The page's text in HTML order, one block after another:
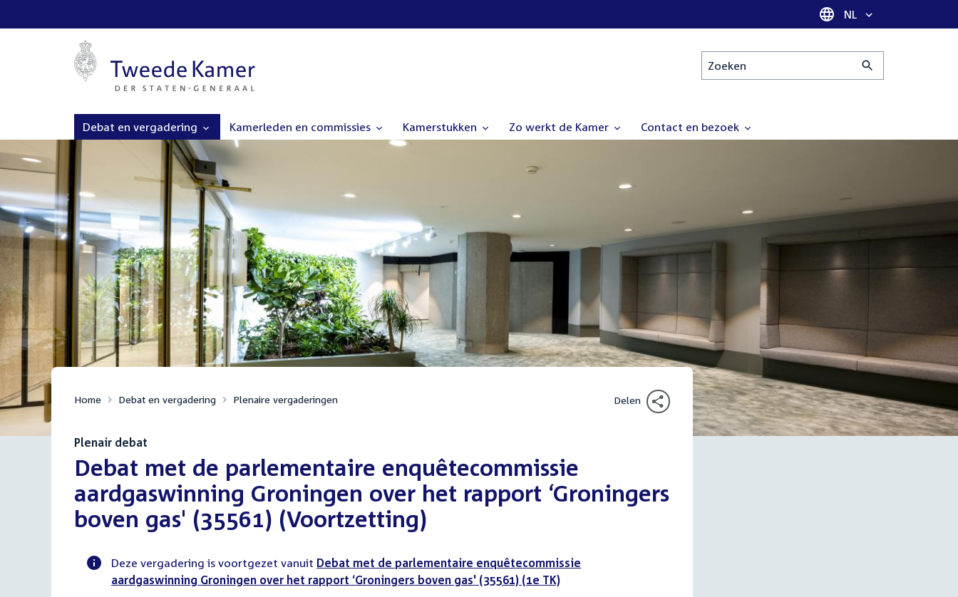
Taal selectie
NL
Zoeken
Debat en vergadering Kamerleden en commissies Kamerstukken Zo werkt de Kamer Contact en bezoek
Home Debat en vergadering Plenaire vergaderingen Delen
Plenair debat
:Debat met de parlementaire enquêtecommissie
aardgaswinning Groningen over het rapport ‘Groningers
boven gas' (35561) (Voortzetting)
Voortgangsstatus
Deze vergadering is voortgezet vanuit Debat met de parlementaire enquêtecommissie
aardgaswinning Groningen over het rapport ‘Groningers boven gas' (35561) (1e TK)